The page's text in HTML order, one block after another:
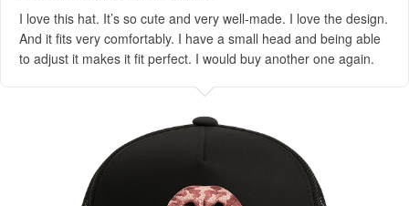
I love this hat. It’s so cute and very well-made. I love the design.
And it fits very comfortably. I have a small head and being able
to adjust it makes it fit perfect. I would buy another one again.